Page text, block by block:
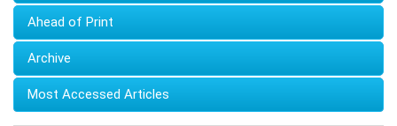
Ahead of Print
Archive
Most Accessed Articles